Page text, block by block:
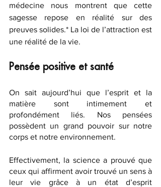
médecine nous montrent que cette
sagesse repose en réalité sur des
preuves solides.* La loi de l’attraction est
une réalité de la vie.
Pensée positive et santé
On sait aujourd’hui que l’esprit et la
matière sont intimement et
profondément liés. Nos pensées
possèdent un grand pouvoir sur notre
corps et notre environnement.
Effectivement, la science a prouvé que
ceux qui affirment avoir trouvé un sens à
leur vie grâce à un état d’esprit